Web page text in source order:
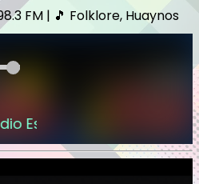
FM | 🎵 Folklore, Huaynos
Estrella